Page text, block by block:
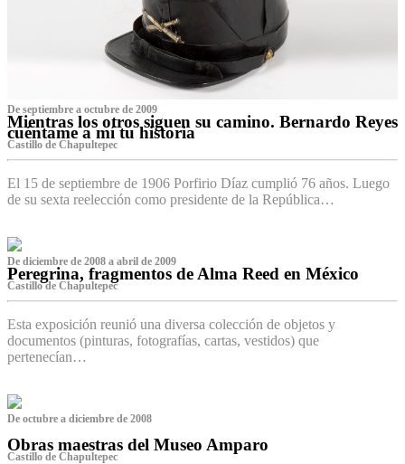
De septiembre a octubre de 2009
Mientras los otros siguen su camino. Bernardo Reyes
cuéntame a mí tu historia
Castillo de Chapultepec
El 15 de septiembre de 1906 Porfirio Díaz cumplió 76 años. Luego
de su sexta reelección como presidente de la República…
De diciembre de 2008 a abril de 2009
Peregrina, fragmentos de Alma Reed en México
Castillo de Chapultepec
Esta exposición reunió una diversa colección de objetos y
documentos (pinturas, fotografías, cartas, vestidos) que
pertenecían…
De octubre a diciembre de 2008
Obras maestras del Museo Amparo
Castillo de Chapultepec